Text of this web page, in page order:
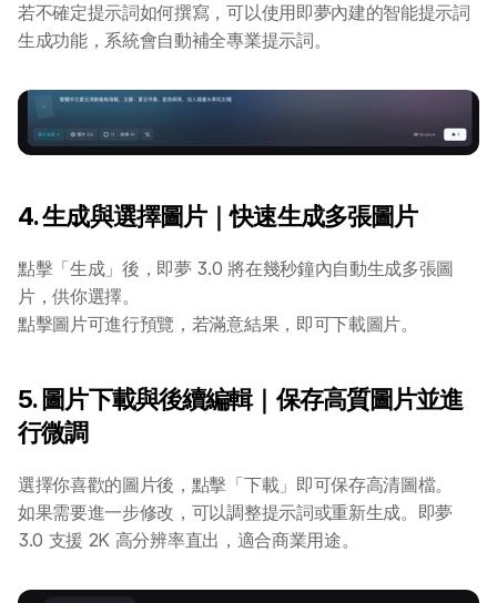
若不確定提示詞如何撰寫，可以使用即夢內建的智能提示詞
生成功能，系統會自動補全專業提示詞。
4. 生成與選擇圖片｜快速生成多張圖片
點擊「生成」後，即夢 3.0 將在幾秒鐘內自動生成多張圖
片，供你選擇。
點擊圖片可進行預覽，若滿意結果，即可下載圖片。
5. 圖片下載與後續編輯｜保存高質圖片並進
行微調
選擇你喜歡的圖片後，點擊「下載」即可保存高清圖檔。
如果需要進一步修改，可以調整提示詞或重新生成。即夢
3.0 支援 2K 高分辨率直出，適合商業用途。